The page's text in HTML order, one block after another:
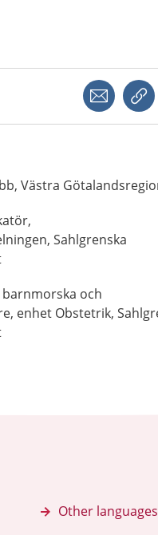
Dela
Västra
Sahlgrenska
barnmorska och
enhet Obstetrik,
Other languages